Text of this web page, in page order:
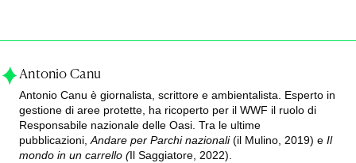
Antonio Canu
Antonio Canu è giornalista, scrittore e ambientalista. Esperto in
gestione di aree protette, ha ricoperto per il WWF il ruolo di
Responsabile nazionale delle Oasi. Tra le ultime
pubblicazioni,Andare per Parchi nazionali(il Mulino, 2019) eIl
mondo in un carrello (Il Saggiatore, 2022).